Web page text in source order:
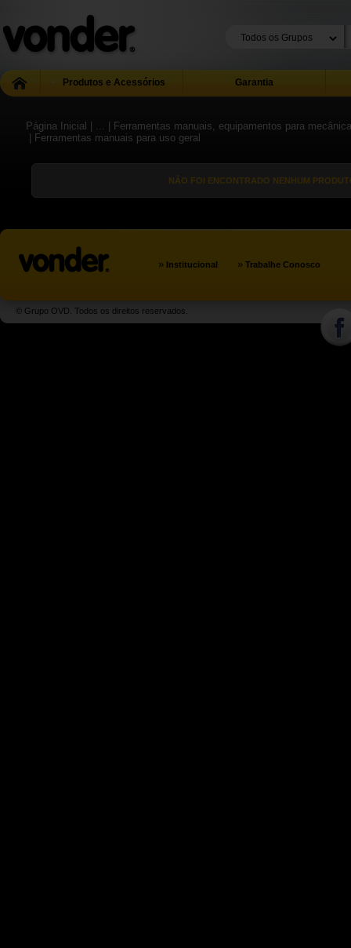
Produtos e Acessórios Garantia
Página Inicial | ...
| Ferramentas manuais, equipamentos para
| Ferramentas manuais para uso geral
NÃO FOI ENCONTRADO NENHUM
» Institucional » Trabalhe Conosco
© Grupo OVD. Todos os direitos reservados.